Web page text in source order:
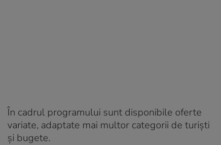
În cadrul programului sunt disponibile oferte
variate, adaptate mai multor categorii de turişti
şi bugete.